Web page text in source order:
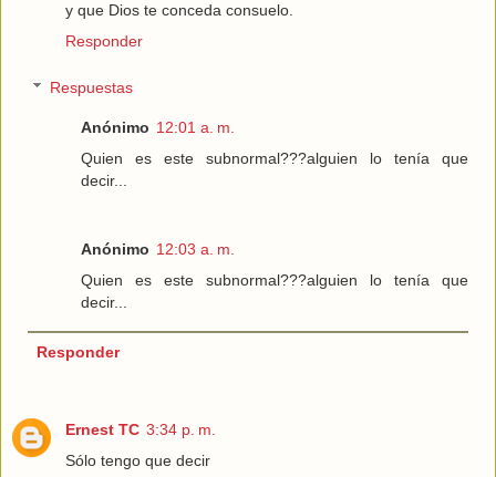
y que Dios te conceda consuelo.
Responder
Respuestas
Anónimo 12:01 a. m.
Quien es este subnormal???alguien lo tenía que
decir...
Anónimo 12:03 a. m.
Quien es este subnormal???alguien lo tenía que
decir...
Responder
Ernest TC 3:34 p. m.
Sólo tengo que decir